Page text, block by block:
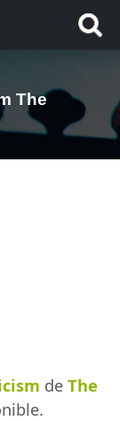
The
de The